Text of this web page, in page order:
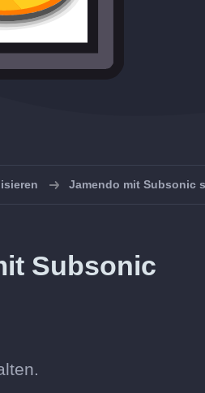
Jamendo mit Subsonic
Subsonic